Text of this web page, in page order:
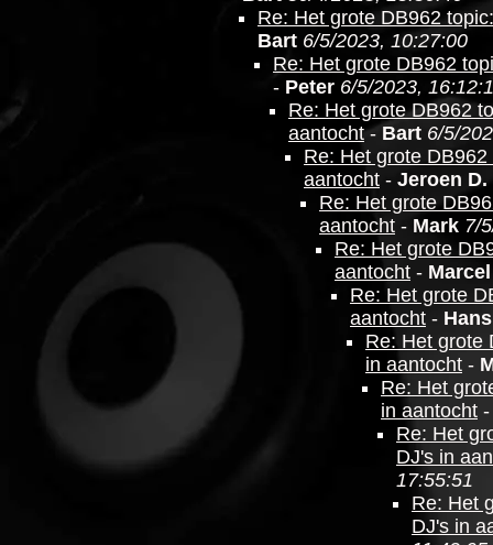
Re: Het grote DB962
Bart 6/5/2023, 10:27:00
Re: Het grote DB962
- Peter 6/5/2023,
Re: Het grote DB962
aantocht- Bart 6/5/
Re: Het grote
aantocht - Jeroen D.
Re: Het grote
aantocht - Mark 7/
Re: Het grote
aantocht - Marcel
Re: Het grote
aantocht - Hans
Re: Het grote
in aantocht -
Re: Het
in aantocht
Re: Het
DJ's in
17:55:51
Re: Het
DJ's in